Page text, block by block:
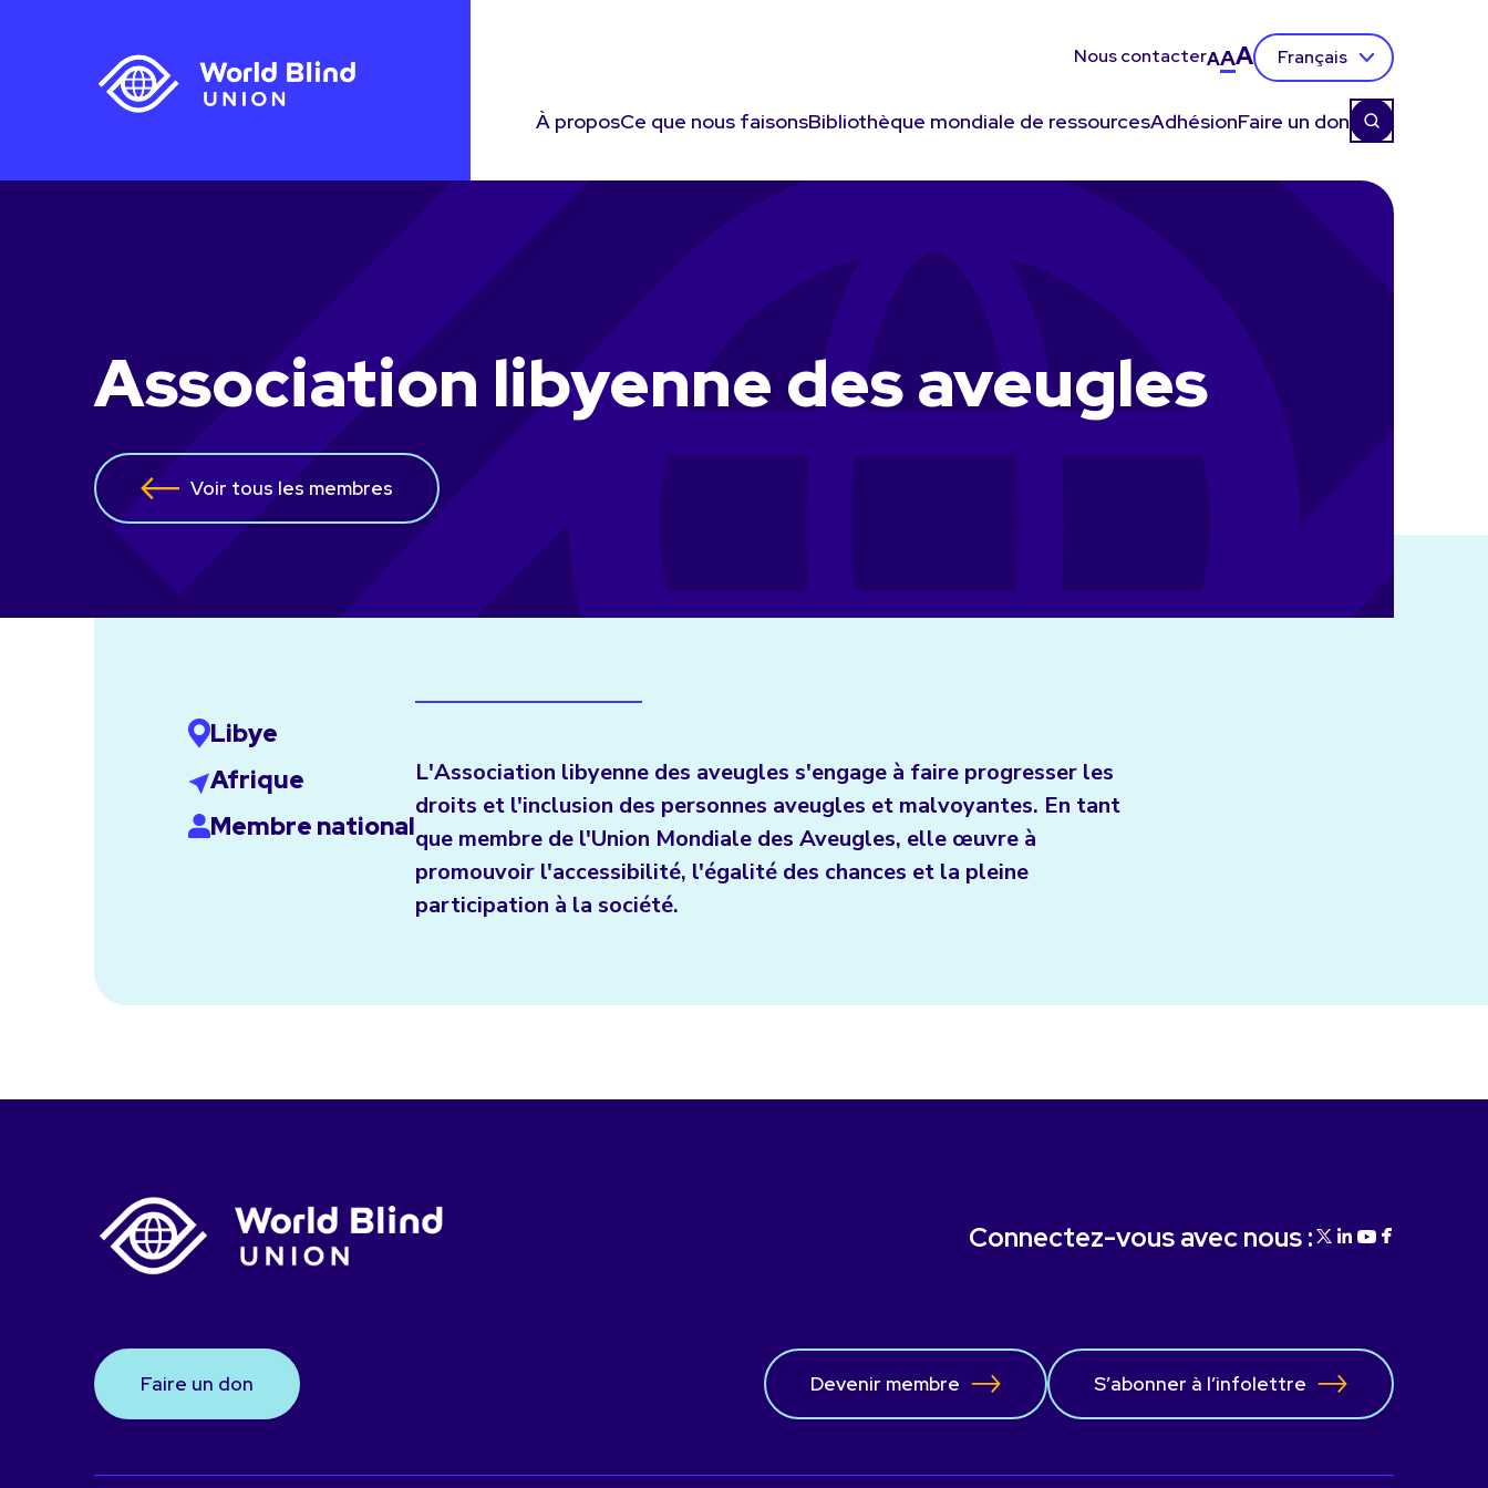
Nous contacterAAA Français
À proposCe que nous faisonsBibliothèque mondiale de ressourcesAdhésionFaire un don
Association libyenne des aveugles
Voir tous les membres
Libye
Afrique
Membre national
L'Association libyenne des aveugles s'engage à faire progresser les
droits et l'inclusion des personnes aveugles et malvoyantes. En tant
que membre de l'Union Mondiale des Aveugles, elle œuvre à
promouvoir l'accessibilité, l'égalité des chances et la pleine
participation à la société.
Faire un don Devenir membre S’abonner à l’infolettre
Connectez-vous avec nous :